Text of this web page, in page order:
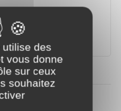
au cours d'une enquête
et administrative
utilise des
vous donne
sur ceux
souhaitez